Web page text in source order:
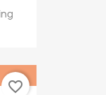
favorite_border